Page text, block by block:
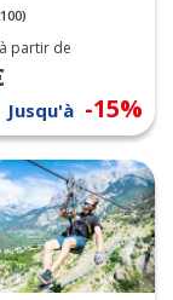
partir de
Jusqu'à -15%